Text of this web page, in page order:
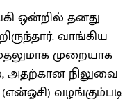
ஒன்றில் தனது
வாங்கிய
முறையாக
அதற்கான நிலுவை
வழங்கும்படி